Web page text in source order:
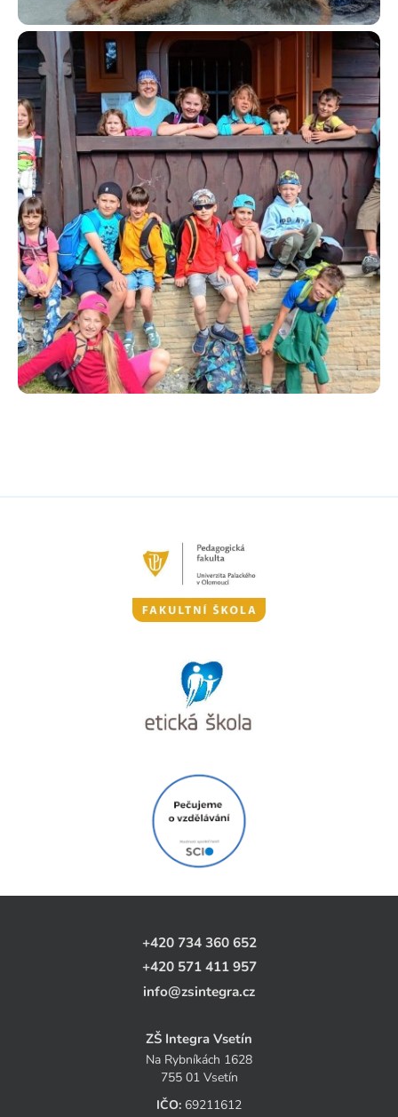
+420 734 360 652
+420 571 411 957
info@zsintegra.cz
ZŠ Integra Vsetín
Na Rybníkách 1628
755 01 Vsetín
IČO: 69211612